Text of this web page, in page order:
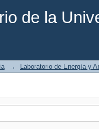
de la
→ Laboratorio de Energía y